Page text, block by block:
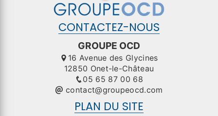
CONTACTEZ-NOUS
GROUPE OCD
16 Avenue des Glycines
12850 Onet-le-Château
05 65 87 00 68
contact@groupeocd.com
PLAN DU SITE